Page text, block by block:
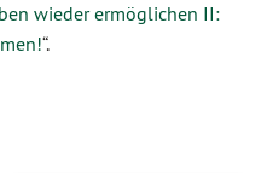
wieder ermöglichen II:
“.